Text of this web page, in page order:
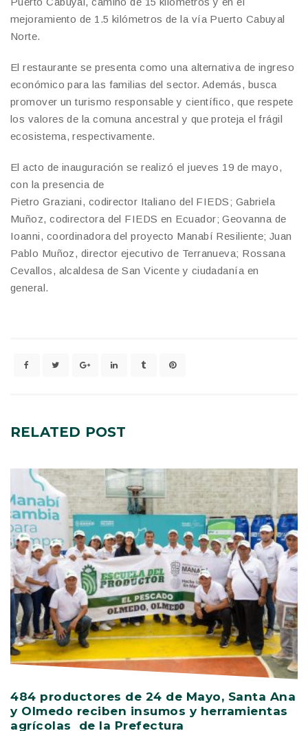
mejoramiento de 1.5 kilómetros de la vía Puerto Cabuyal
Norte.
El restaurante se presenta como una alternativa de ingreso
económico para las familias del sector. Además, busca
promover un turismo responsable y científico, que respete
los valores de la comuna ancestral y que proteja el frágil
ecosistema, respectivamente.
El acto de inauguración se realizó el jueves 19 de mayo,
con la presencia de
Pietro Graziani, codirector Italiano del FIEDS; Gabriela
Muñoz, codirectora del FIEDS en Ecuador; Geovanna de
Ioanni, coordinadora del proyecto Manabí Resiliente; Juan
Pablo Muñoz, director ejecutivo de Terranueva; Rossana
Cevallos, alcaldesa de San Vicente y ciudadanía en
general.
RELATED POST
484 productores de 24 de Mayo, Santa Ana
y Olmedo reciben insumos y herramientas
agrícolas de la Prefectura